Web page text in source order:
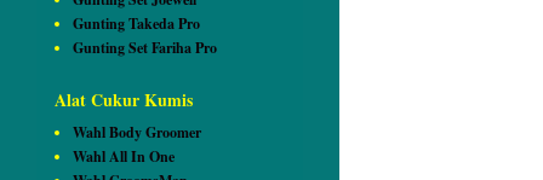
Gunting Takeda Pro
Gunting Set Fariha Pro
Alat Cukur Kumis
Wahl Body Groomer
Wahl All In One